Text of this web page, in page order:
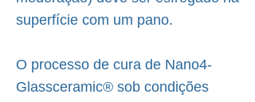
superfície com um pano.
O processo de cura de Nano4-
Glassceramic® sob condições